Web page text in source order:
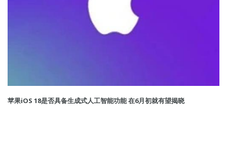
苹果iOS 18是否具备生成式人工智能功能 在6月初就有望揭晓